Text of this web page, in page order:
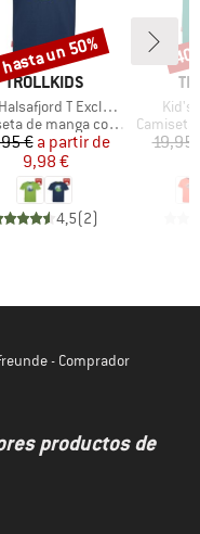
MARCA
TROLLKIDS
T Exclusive
group
de manga corta
Precio
€ Precio reducido
a partir de
9,98 €
4,5(2)
hasta un 50%
Kid's
Product
Camiseta
19,95
- Comprador
productos de